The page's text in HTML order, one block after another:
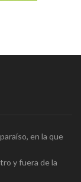
en la que
y fuera de la